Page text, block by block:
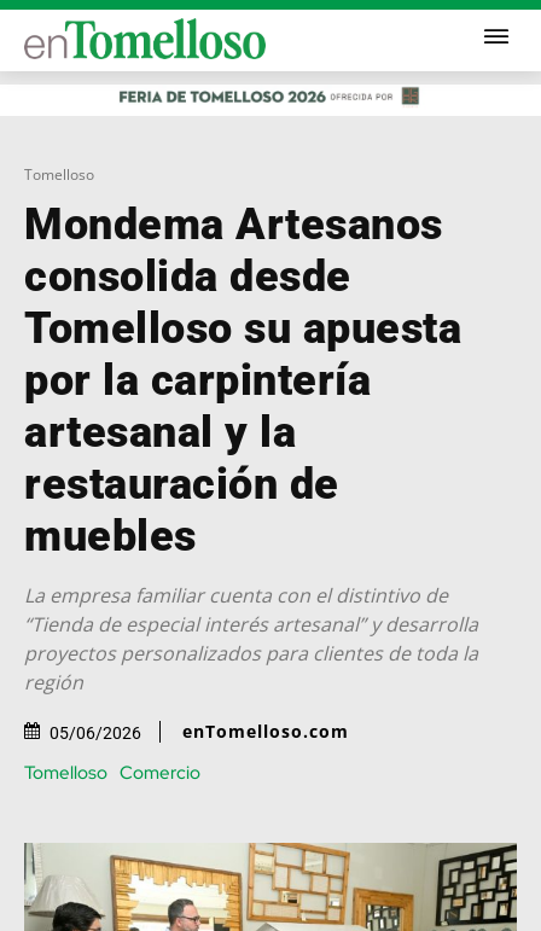
Tomelloso
Mondema Artesanos
consolida desde
Tomelloso su apuesta
por la carpintería
artesanal y la
restauración de
muebles
La empresa familiar cuenta con el distintivo de
“Tienda de especial interés artesanal” y desarrolla
proyectos personalizados para clientes de toda la
región
05/06/2026 enTomelloso.com
Tomelloso Comercio